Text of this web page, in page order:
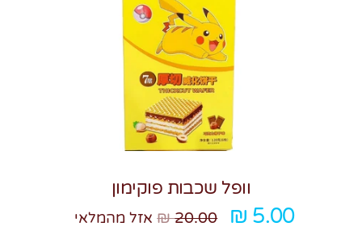
צרו קשר
וופל שכבות פוקימון
5.00 ₪
מחיר
רגיל
20.00 ₪ אזל מהמלאי